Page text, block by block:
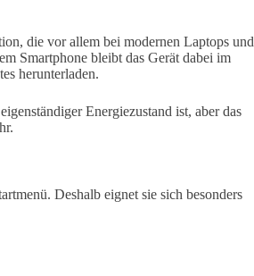
die vor allem bei modernen Laptops und
Smartphone bleibt das Gerät dabei im
herunterladen.
Energiezustand ist, aber das
Deshalb eignet sie sich besonders